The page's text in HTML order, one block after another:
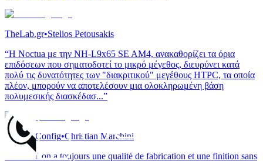
TheLab.gr•Stelios Petousakis
“H Noctua με την NH-L9x65 SE AM4, ανακαθορίζει τα όρια
επιδόσεων που σηματοδοτεί το μικρό μέγεθος, διευρύνει κατά
πολύ τις δυνατότητες των "διακριτικού" μεγέθους HTPC, τα οποία
πλέον, μπορούν να αποτελέσουν μια ολοκληρωμένη βάση
πολυμεσικής διασκέδασ...”
Conseil Config•Christian Marchini
“Au final on a toujours une qualité de fabrication et une finition sans